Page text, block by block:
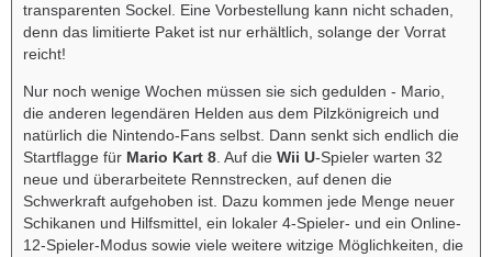
transparenten Sockel. Eine Vorbestellung kann nicht schaden,
denn das limitierte Paket ist nur erhältlich, solange der Vorrat
reicht!
Nur noch wenige Wochen müssen sie sich gedulden - Mario,
die anderen legendären Helden aus dem Pilzkönigreich und
natürlich die Nintendo-Fans selbst. Dann senkt sich endlich die
Startflagge für Mario Kart 8. Auf die Wii U-Spieler warten 32
neue und überarbeitete Rennstrecken, auf denen die
Schwerkraft aufgehoben ist. Dazu kommen jede Menge neuer
Schikanen und Hilfsmittel, ein lokaler 4-Spieler- und ein Online-
12-Spieler-Modus sowie viele weitere witzige Möglichkeiten, die